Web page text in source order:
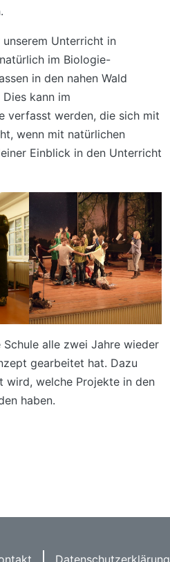
Unterricht in
im Biologie-
in den nahen Wald
kann im
verfasst werden, die sich mit
wenn mit natürlichen
Einblick in den Unterricht
alle zwei Jahre wieder
gearbeitet hat. Dazu
wird, welche Projekte in den
haben.